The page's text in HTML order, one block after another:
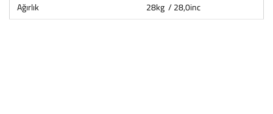
Ağırlık
28kg / 28,0inc